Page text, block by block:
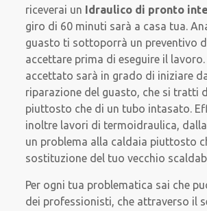
riceverai un Idraulico di pronto
giro di 60 minuti sarà a casa tua.
guasto ti sottoporrà un preventivo
accettare prima di eseguire il
accettato sarà in grado di iniziare
riparazione del guasto, che si tratti
piuttosto che di un tubo intasato.
inoltre lavori di termoidraulica,
un problema alla caldaia piuttosto
sostituzione del tuo vecchio
Per ogni tua problematica sai che
dei professionisti, che attraverso il